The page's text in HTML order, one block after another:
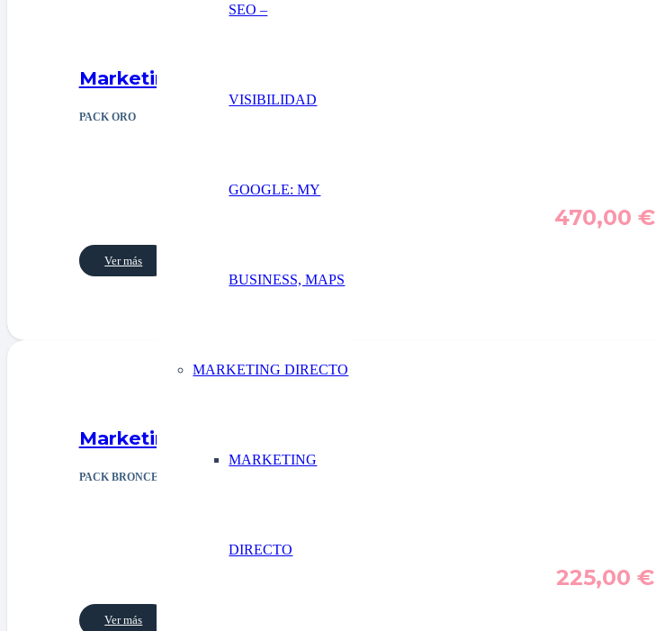
SEO –
VISIBILIDAD
GOOGLE: MY
BUSINESS, MAPS
MARKETING DIRECTO
MARKETING
DIRECTO
Marketing directo
PACK ORO
470,00 €
Ver más
Marketing directo
PACK BRONCE
225,00 €
Ver más